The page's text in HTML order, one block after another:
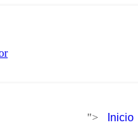
"> Inicio